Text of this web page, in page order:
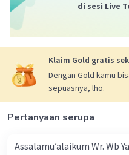
di sesi Live
Klaim Gold gratis
Dengan Gold kamu
sepuasnya, lho.
Pertanyaan serupa
Assalamu’alaikum Wr. Wb